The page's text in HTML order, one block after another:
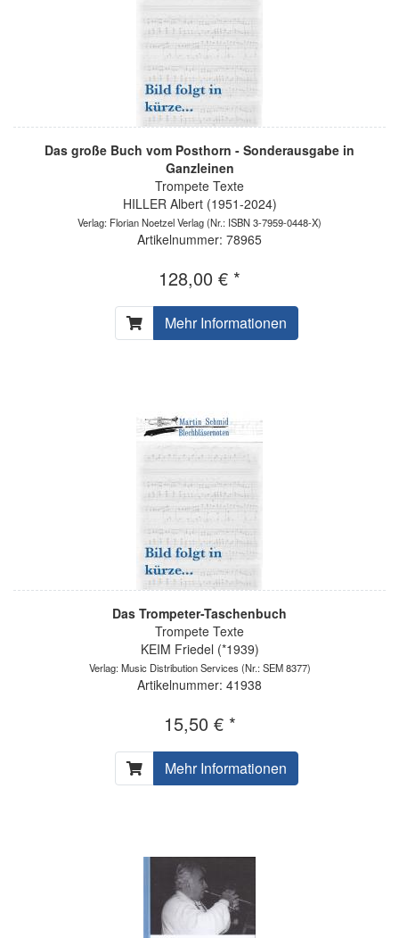
Das große Buch vom Posthorn - Sonderausgabe in
Ganzleinen
Trompete Texte
HILLER Albert (1951-2024)
Verlag: Florian Noetzel Verlag(Nr.: ISBN 3-7959-0448-X)
Artikelnummer: 78965
128,00 € *
Mehr Informationen
Das Trompeter-Taschenbuch
Trompete Texte
KEIM Friedel (*1939)
Verlag: Music Distribution Services (Nr.: SEM 8377)
Artikelnummer: 41938
15,50 € *
Mehr Informationen